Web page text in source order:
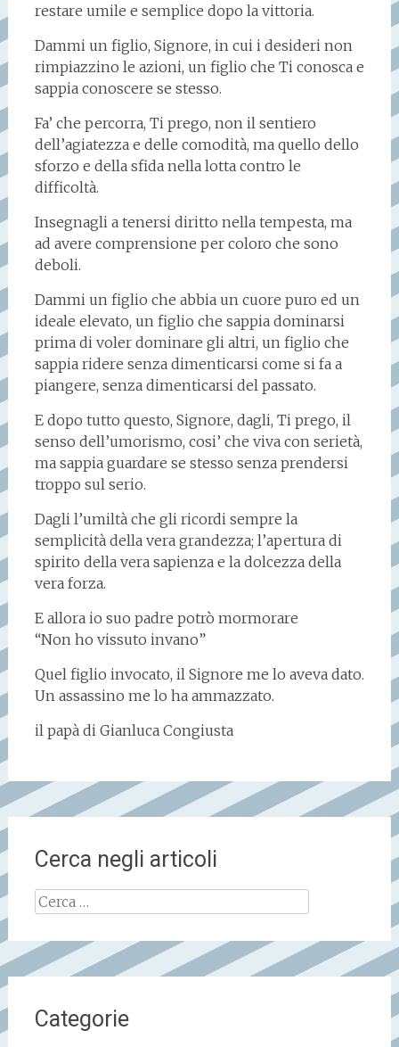
restare umile e semplice dopo la vittoria.
Dammi un figlio, Signore, in cui i desideri non
rimpiazzino le azioni, un figlio che Ti conosca e
sappia conoscere se stesso.
Fa’ che percorra, Ti prego, non il sentiero
dell’agiatezza e delle comodità, ma quello dello
sforzo e della sfida nella lotta contro le
difficoltà.
Insegnagli a tenersi diritto nella tempesta, ma
ad avere comprensione per coloro che sono
deboli.
Dammi un figlio che abbia un cuore puro ed un
ideale elevato, un figlio che sappia dominarsi
prima di voler dominare gli altri, un figlio che
sappia ridere senza dimenticarsi come si fa a
piangere, senza dimenticarsi del passato.
E dopo tutto questo, Signore, dagli, Ti prego, il
senso dell’umorismo, cosi’ che viva con serietà,
ma sappia guardare se stesso senza prendersi
troppo sul serio.
Dagli l’umiltà che gli ricordi sempre la
semplicità della vera grandezza; l’apertura di
spirito della vera sapienza e la dolcezza della
vera forza.
E allora io suo padre potrò mormorare
“Non ho vissuto invano”
Quel figlio invocato, il Signore me lo aveva dato.
Un assassino me lo ha ammazzato.
il papà di Gianluca Congiusta
Cerca negli articoli
Ricerca
per:
Categorie